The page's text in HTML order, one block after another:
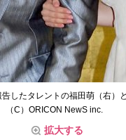
したタレントの福田萌（右）
C）ORICON NewS inc.
拡大する